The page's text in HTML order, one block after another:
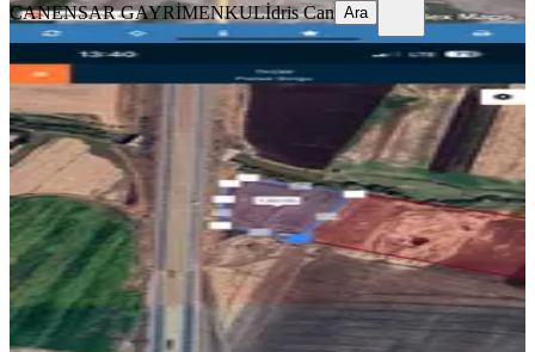
CANENSAR GAYRİMENKULİdris Can Ara
YOLA YAKIN
Çevre Yoluna Sıfır Arazi
Diyarbakır, Bağlar
230 m²
·Elektrik Hattı, Sanayi Elektriği +3·
73.913/m²·01.08.2026
17.000.000 ₺
CANENSAR GAYRİMENKUL İdris Can
Ara